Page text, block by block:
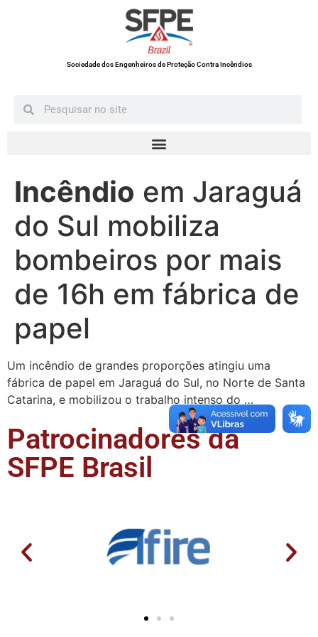
Sociedade dos Engenheiros de Proteção Contra Incêndios
Incêndio em Jaraguá
do Sul mobiliza
bombeiros por mais
de 16h em fábrica de
papel
Um incêndio de grandes proporções atingiu uma
fábrica de papel em Jaraguá do Sul, no Norte de Santa
Catarina, e mobilizou o trabalho intenso do …
Patrocinadores da
SFPE Brasil